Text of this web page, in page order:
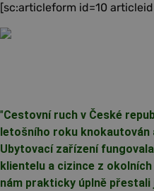
[sc:articleform id=10
"Cestovní ruch v České
letošního roku knokautován
Ubytovací zařízení
klientelu a cizince z
nám prakticky úplně přestali